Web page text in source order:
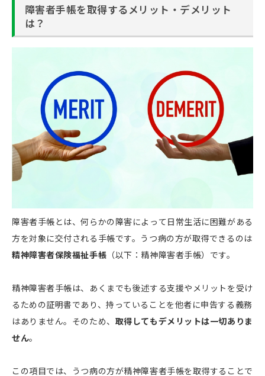
障害者手帳を取得するメリット・デメリット
は？
障害者手帳とは、何らかの障害によって日常生活に困難がある
方を対象に交付される手帳です。うつ病の方が取得できるのは
精神障害者保険福祉手帳 （以下：精神障害者手帳）です。
精神障害者手帳は、あくまでも後述する支援やメリットを受け
るための証明書であり、持っていることを他者に申告する義務
はありません。そのため、 取得してもデメリットは一切ありま
せん。
この項目では、うつ病の方が精神障害者手帳を取得することで